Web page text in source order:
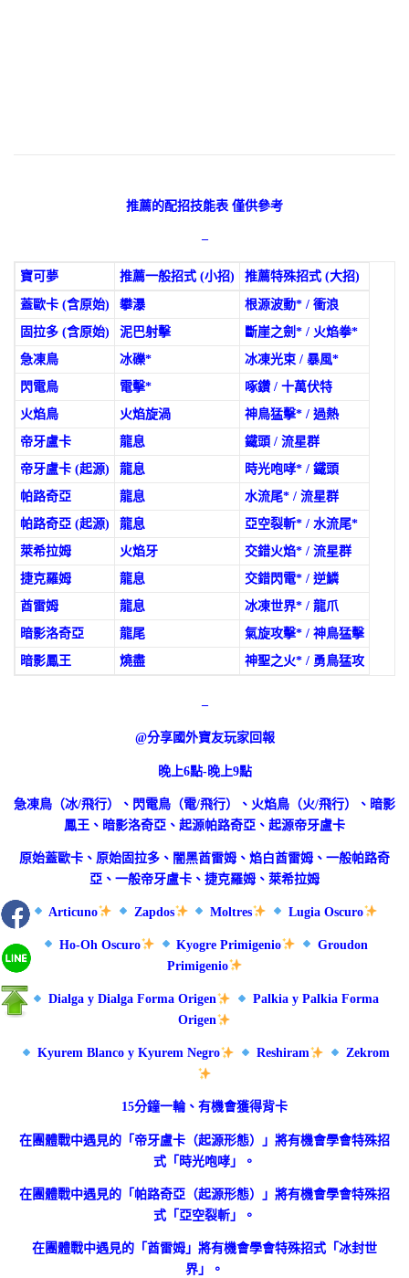
推薦的配招技能表 僅供參考
–
寶可夢 推薦一般招式 (小招) 推薦特殊招式 (大招)
蓋歐卡 (含原始) 攀瀑
根源波動* / 衝浪
固拉多 (含原始)
泥巴射擊
斷崖之劍* / 火焰拳*
急凍鳥
冰礫*
冰凍光束 / 暴風*
閃電鳥
電擊*
啄鑽 / 十萬伏特
火焰鳥
火焰旋渦
神鳥猛擊* / 過熱
帝牙盧卡
龍息
鐵頭 / 流星群
帝牙盧卡 (起源)
龍息
時光咆哮* / 鐵頭
帕路奇亞
龍息
水流尾* / 流星群
帕路奇亞 (起源)
龍息
亞空裂斬* / 水流尾*
萊希拉姆
火焰牙
交錯火焰* / 流星群
捷克羅姆
龍息
交錯閃電* / 逆鱗
酋雷姆
龍息
冰凍世界* / 龍爪
暗影洛奇亞
龍尾
氣旋攻擊* / 神鳥猛擊
暗影鳳王
燒盡 神聖之火* / 勇鳥猛攻
–
@分享國外寶友玩家回報
晚上6點-晚上9點
急凍鳥（冰/飛行）、閃電鳥（電/飛行）、火焰鳥（火/飛行）、暗影
鳳王、暗影洛奇亞、起源帕路奇亞、起源帝牙盧卡
原始蓋歐卡、原始固拉多、闇黑酋雷姆、焰白酋雷姆、一般帕路奇
亞、一般帝牙盧卡、捷克羅姆、萊希拉姆
Articuno Zapdos Moltres Lugia Oscuro
Ho-Oh Oscuro Kyogre Primigenio
Groudon
Primigenio
Dialga y Dialga Forma Origen
Palkia y Palkia Forma
Origen
Kyurem Blanco y Kyurem Negro Reshiram Zekrom
15分鐘一輪、有機會獲得背卡
在團體戰中遇見的「帝牙盧卡（起源形態）」將有機會學會特殊招
式「時光咆哮」。
在團體戰中遇見的「帕路奇亞（起源形態）」將有機會學會特殊招
式「亞空裂斬」。
在團體戰中遇見的「酋雷姆」將有機會學會特殊招式「冰封世
界」。